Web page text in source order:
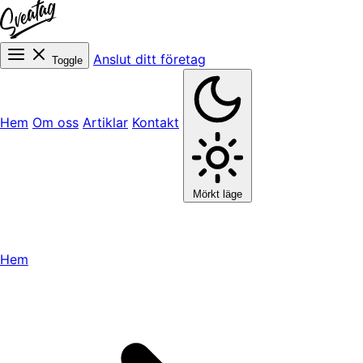
Toggle Anslut ditt företag
Hem Om oss Artiklar Kontakt
Mörkt läge
Hem